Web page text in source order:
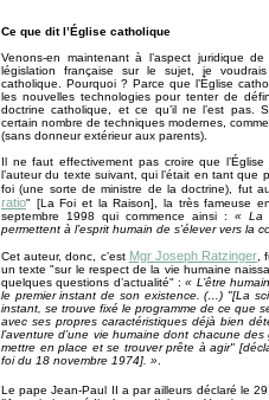
Ce que dit l’Église catholique
Venons-en maintenant à l’aspect juridique
législation française sur le sujet, je
catholique. Pourquoi ? Parce que l’Église
les nouvelles technologies pour tenter de
doctrine catholique, et ce qu’il ne l’est pas.
certain nombre de techniques modernes,
(sans donneur extérieur aux parents).
Il ne faut effectivement pas croire que
l’auteur du texte suivant, qui l’était en tant
foi (une sorte de ministre de la doctrine), fut
ratio" [La Foi et la Raison], la très fameuse
septembre 1998 qui commence ainsi :« La
permettent à l’esprit humain de s’élever vers la
Cet auteur, donc, c’est Mgr Joseph Ratzinger ,
un texte "sur le respect de la vie humaine
quelques questions d’actualité" :« L’être
le premier instant de son existence. (…) "[La
instant, se trouve fixé le programme de ce que
avec ses propres caractéristiques déjà bien
l’aventure d’une vie humaine dont chacune
mettre en place et se trouver prête à agir"
foi du 18 novembre 1974]. »
Le pape Jean-Paul II a par ailleurs déclaré le